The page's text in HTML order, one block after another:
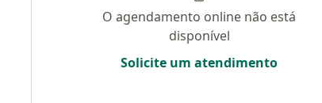
O agendamento online não está
disponível
Solicite um atendimento